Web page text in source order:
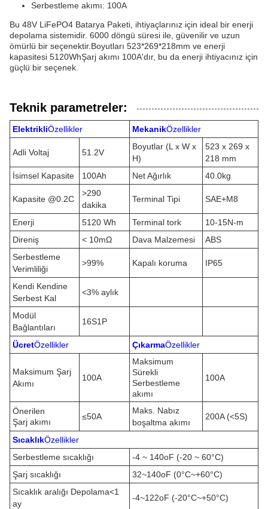
Serbestleme akımı: 100A
Bu 48V LiFePO4 Batarya Paketi, ihtiyaçlarınız için ideal bir enerji
depolama sistemidir. 6000 döngü süresi ile, güvenilir ve uzun
ömürlü bir seçenektir.Boyutları 523*269*218mm ve enerji
kapasitesi 5120WhŞarj akımı 100A'dır, bu da enerji ihtiyacınız için
güçlü bir seçenek.
Teknik parametreler:
ElektrikliÖzellikler MekanikÖzellikler
Adli Voltaj 51.2V
Boyutlar (L x W x
H)
523 x 269 x
218 mm
İsimsel Kapasite
100Ah Net Ağırlık 40.0kg
Kapasite @0.2C
>290
dakika
Terminal Tipi SAE+M8
Enerji 5120 Wh Terminal tork
10-15N-m
Direniş
< 10mΩ Dava Malzemesi
ABS
Serbestleme
Verimliliği
>99% Kapalı koruma IP65
Kendi Kendine
Serbest Kal
<3% aylık
Modül
Bağlantıları
16S1P
ÜcretÖzellikler ÇıkarmaÖzellikler
Maksimum Şarj
Akımı
100A
Maksimum
Sürekli
Serbestleme
akımı
100A
Önerilen
Şarj akımı
≤50A
Maks. Nabız
boşaltma akımı
200A (<5S)
SıcaklıkÖzellikler
Serbestleme sıcaklığı
-4 ~ 140oF (-20 ~ 60°C)
Şarj sıcaklığı
32~140oF (0°C~+60°C)
Sıcaklık aralığı Depolama<1
ay
-4~122oF (-20°C~+50°C)